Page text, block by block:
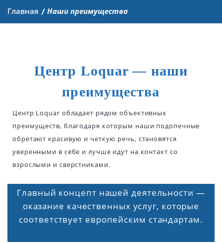
Главная Наши преимущества
Центр Loquar — наши
преимущества
Центр Loquar обладает рядом объективных
преимуществ, благодаря которым наши подопечные
обретают красивую и четкую речь, становятся
уверенными в себе и лучше идут на контакт со
взрослыми и сверстниками.
Главный концепт нашей деятельности —
оказание качественных услуг, которые
соответствует европейским стандартам.